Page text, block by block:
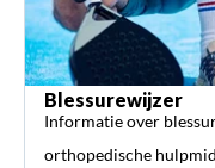
Blessurewijzer
Informatie over
orthopedische